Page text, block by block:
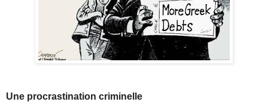
Une procrastination criminelle